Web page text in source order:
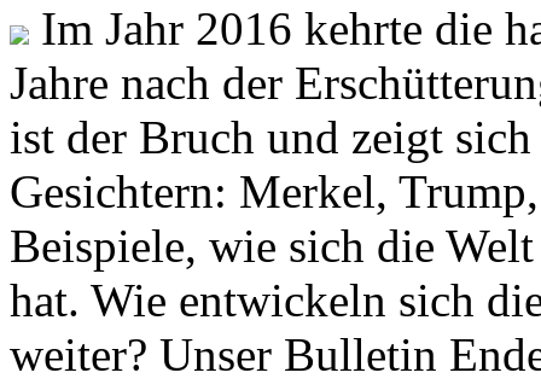
Im Jahr 2016 kehrte die
Jahre nach der
ist der Bruch und zeigt
Gesichtern: Merkel,
Beispiele, wie sich die
hat. Wie entwickeln sich
weiter? Unser Bulletin